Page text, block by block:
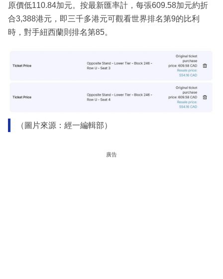
原價低110.84加元。按最新匯率計，每張609.58加元約折
合3,388港元，即三千多港元可觀看世界排名第9的比利
時，對手紐西蘭則排名第85。
（圖片來源：經一編輯部）
廣告